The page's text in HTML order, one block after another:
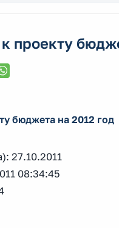
проекту
бюджета на 2012 год
27.10.2011
08:34:45